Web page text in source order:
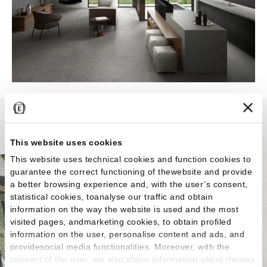
This website uses cookies
This website uses technical cookies and function cookies to
guarantee the correct functioning of thewebsite and provide
a better browsing experience and, with the user’s consent,
statistical cookies, toanalyse our traffic and obtain
information on the way the website is used and the most
visited pages, andmarketing cookies, to obtain profiled
information on the user, personalise content and ads, and
providesocial media functionalities. Moreover, with the
consent of the user, we also share information about theway